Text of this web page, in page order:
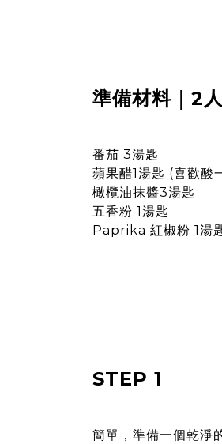
準備材料｜2
番茄 3湯匙
蘋果醋1湯匙 (喜歡酸
橄欖油抹醬3湯匙
五香粉 1湯匙
Paprika 紅椒粉 1湯
STEP 1
簡單，準備一個乾淨